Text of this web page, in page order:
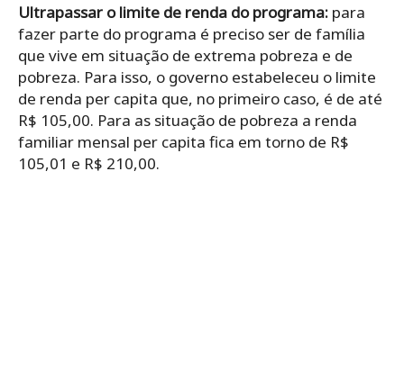
Ultrapassar o limite de renda do programa: para
fazer parte do programa é preciso ser de família
que vive em situação de extrema pobreza e de
pobreza. Para isso, o governo estabeleceu o limite
de renda per capita que, no primeiro caso, é de até
R$ 105,00. Para as situação de pobreza a renda
familiar mensal per capita fica em torno de R$
105,01 e R$ 210,00.